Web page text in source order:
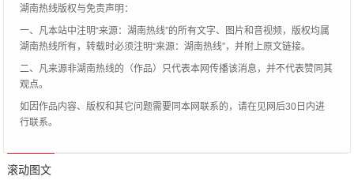
湖南热线版权与免责声明：
一、凡本站中注明“来源：湖南热线”的所有文字、图片和音视频，版权均属
湖南热线所有，转载时必须注明“来源：湖南热线”，并附上原文链接。
二、凡来源非湖南热线的（作品）只代表本网传播该消息，并不代表赞同其
观点。
如因作品内容、版权和其它问题需要同本网联系的，请在见网后30日内进
行联系。
滚动图文